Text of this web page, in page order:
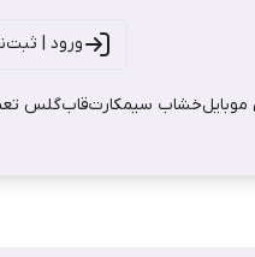
ورود |
خشاب سیمکارتقابگلس